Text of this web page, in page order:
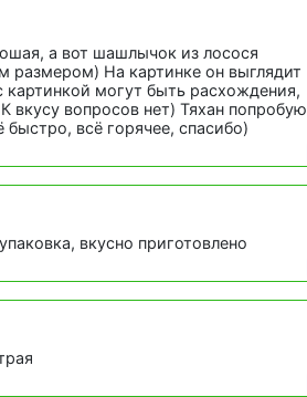
а вот шашлычок из лосося
размером) На картинке он выглядит
могут быть расхождения,
вкусу вопросов нет) Тяхан попробую
всё горячее, спасибо)
вкусно приготовлено